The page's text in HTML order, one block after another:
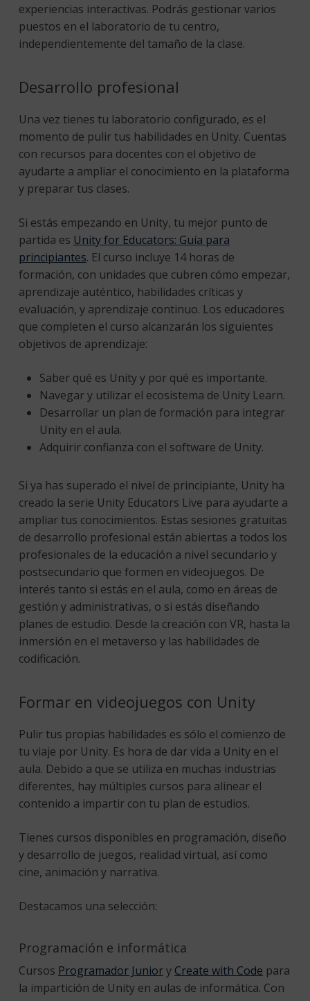
experiencias interactivas. Podrás gestionar varios
puestos en el laboratorio de tu centro,
independientemente del tamaño de la clase.
Desarrollo profesional
Una vez tienes tu laboratorio configurado, es el
momento de pulir tus habilidades en Unity. Cuentas
con recursos para docentes con el objetivo de
ayudarte a ampliar el conocimiento en la plataforma
y preparar tus clases.
Si estás empezando en Unity, tu mejor punto de
partida es Unity for Educators: Guía para
principiantes. El curso incluye 14 horas de
formación, con unidades que cubren cómo empezar,
aprendizaje auténtico, habilidades críticas y
evaluación, y aprendizaje continuo. Los educadores
que completen el curso alcanzarán los siguientes
objetivos de aprendizaje:
Saber qué es Unity y por qué es importante.
Navegar y utilizar el ecosistema de Unity Learn.
Desarrollar un plan de formación para integrar
Unity en el aula.
Adquirir confianza con el software de Unity.
Si ya has superado el nivel de principiante, Unity ha
creado la serie Unity Educators Live para ayudarte a
ampliar tus conocimientos. Estas sesiones gratuitas
de desarrollo profesional están abiertas a todos los
profesionales de la educación a nivel secundario y
postsecundario que formen en videojuegos. De
interés tanto si estás en el aula, como en áreas de
gestión y administrativas, o si estás diseñando
planes de estudio. Desde la creación con VR, hasta la
inmersión en el metaverso y las habilidades de
codificación.
Formar en videojuegos con Unity
Pulir tus propias habilidades es sólo el comienzo de
tu viaje por Unity. Es hora de dar vida a Unity en el
aula. Debido a que se utiliza en muchas industrias
diferentes, hay múltiples cursos para alinear el
contenido a impartir con tu plan de estudios.
Tienes cursos disponibles en programación, diseño
y desarrollo de juegos, realidad virtual, así como
cine, animación y narrativa.
Destacamos una selección:
Programación e informática
Cursos Programador Juniory Create with Code para
la impartición de Unity en aulas de informática. Con